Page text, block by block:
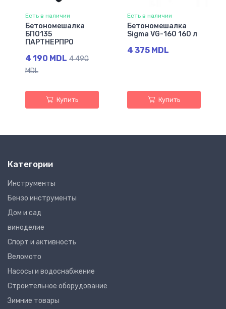
Есть в наличии
Бетономешалка
БПО135
ПАРТНЕРПРО
4 190 MDL 4 490
MDL
Купить
Есть в наличии
Бетономешалка
Sigma VG-160 160 л
4 375 MDL
Купить
Категории
Инструменты
Бензо инструменты
Дом и сад
виноделие
Спорт и активность
Веломото
Насосы и водоснабжение
Строительное оборудование
Зимние товары